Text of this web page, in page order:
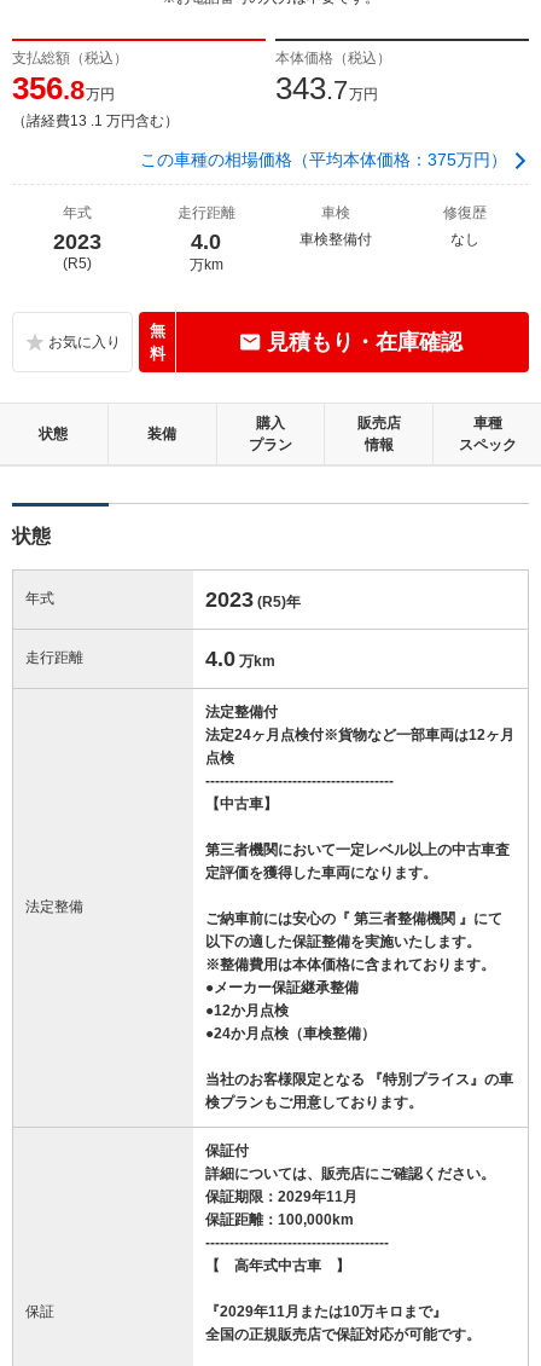
支払総額（税込）
356.8万円
（諸経費13 .1 万円含む）
本体価格（税込）
343.7万円
この車種の相場価格（平均本体価格：375万円）
年式
2023
(R5)
走行距離
4.0
万km
車検
車検整備付
修復歴
なし
無
料
見積もり・在庫確認
状態 装備
購入
プラン
販売店
情報
車種
スペック
状態
年式 2023 (R5)年
走行距離 4.0 万km
法定整備
法定整備付
法定24ヶ月点検付※貨物など一部車両は12ヶ月
点検
---------------------------------------
【中古車】
第三者機関において一定レベル以上の中古車査
定評価を獲得した車両になります。
ご納車前には安心の『 第三者整備機関 』にて
以下の適した保証整備を実施いたします。
※整備費用は本体価格に含まれております。
●メーカー保証継承整備
●12か月点検
●24か月点検（車検整備）
当社のお客様限定となる 『特別プライス』の車
検プランもご用意しております。
保証
保証付
詳細については、販売店にご確認ください。
保証期限：2029年11月
保証距離：100,000km
--------------------------------------
【 高年式中古車 】
『2029年11月または10万キロまで』
全国の正規販売店で保証対応が可能です。